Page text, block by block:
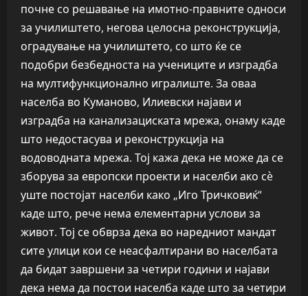
почне со решавање на имотно-правните односи
за училиштето, негова целосна реконструкција,
оградување на училиштето, со што ќе се
подобри безбедноста на учениците и изградба
на мултифункционално игралиште. За оваа
населба во Куманово, Илиевски најави и
изградба на канализациската мрежа, онаму каде
што недостасува и реконструкција на
водоводната мрежа. Тој кажа дека не може да се
зборува за европски проекти и населби ако сè
уште постојат населби како „Иго Тричковиќ“
каде што, рече нема елементарни услови за
живот. Тој се обврза дека во наредниот мандат
сите улици кои се неасфалтирани во населбата
да бидат завршени за четири години и најави
дека нема да постои населба каде што за четири